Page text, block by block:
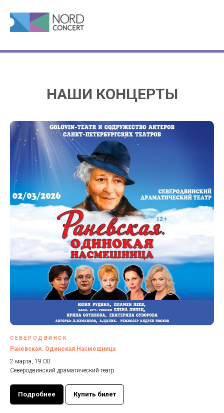
НАШИ КОНЦЕРТЫ
СЕВЕРОДВИНСК
Раневская. Одинокая Насмешница
2 марта, 19:00
Северодвинский драматический театр
Подробнее Купить билет